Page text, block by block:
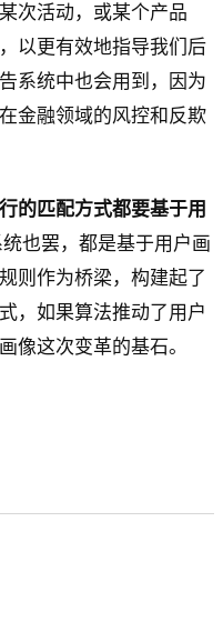
次活动，或某个产品
以更有效地指导我们后
系统中也会用到，因为
金融领域的风控和反欺
的匹配方式都要基于用
也罢，都是基于用户画
则作为桥梁，构建起了
，如果算法推动了用户
像这次变革的基石。